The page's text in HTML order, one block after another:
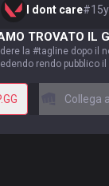
I dont care#15y
TROVATO IL
la #tagline dopo il
rendo pubblico
Collega